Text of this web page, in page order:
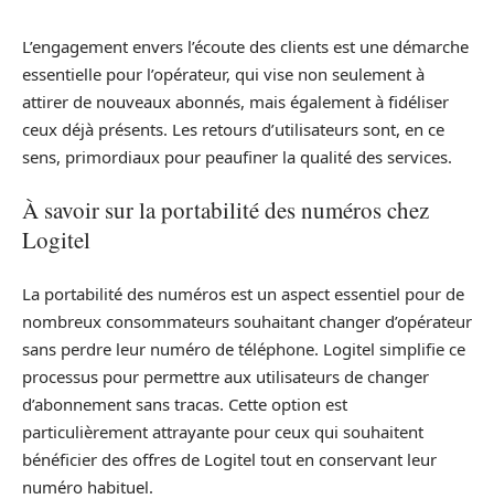
L’engagement envers l’écoute des clients est une démarche
essentielle pour l’opérateur, qui vise non seulement à
attirer de nouveaux abonnés, mais également à fidéliser
ceux déjà présents. Les retours d’utilisateurs sont, en ce
sens, primordiaux pour peaufiner la qualité des services.
À savoir sur la portabilité des numéros chez
Logitel
La portabilité des numéros est un aspect essentiel pour de
nombreux consommateurs souhaitant changer d’opérateur
sans perdre leur numéro de téléphone. Logitel simplifie ce
processus pour permettre aux utilisateurs de changer
d’abonnement sans tracas. Cette option est
particulièrement attrayante pour ceux qui souhaitent
bénéficier des offres de Logitel tout en conservant leur
numéro habituel.